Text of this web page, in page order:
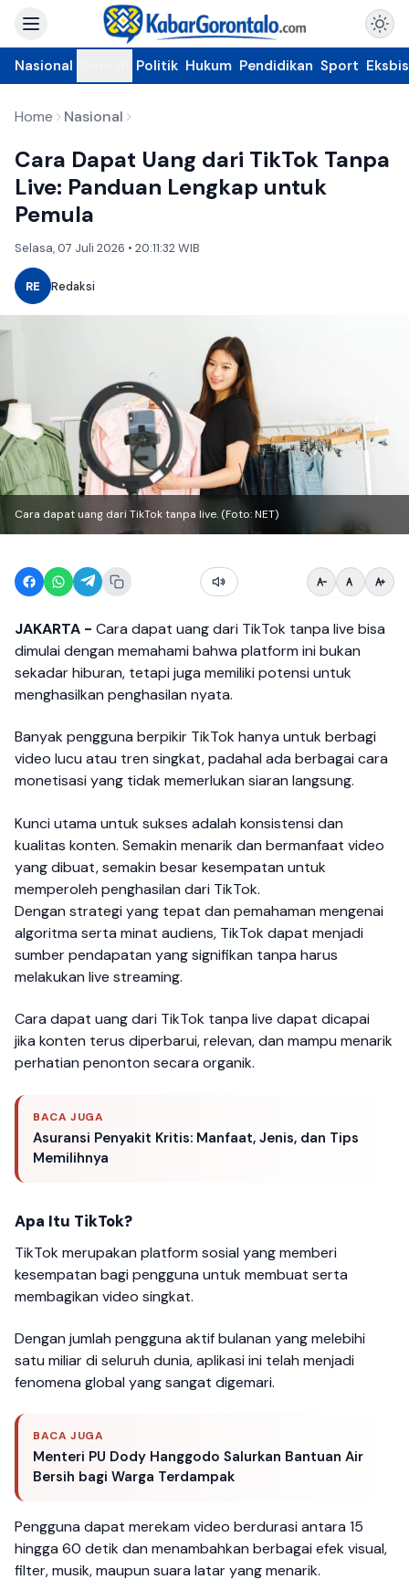
Nasional Politik Hukum Pendidikan Sport Eksbis
Home Nasional
Cara Dapat Uang dari TikTok Tanpa
Live: Panduan Lengkap untuk
Pemula
Selasa, 07 Juli 2026 • 20:11:32 WIB
RE Redaksi
Cara dapat uang dari TikTok tanpa live. (Foto: NET)
JAKARTA - Cara dapat uang dari TikTok tanpa live bisa
dimulai dengan memahami bahwa platform ini bukan
sekadar hiburan, tetapi juga memiliki potensi untuk
menghasilkan penghasilan nyata.
Banyak pengguna berpikir TikTok hanya untuk berbagi
video lucu atau tren singkat, padahal ada berbagai cara
monetisasi yang tidak memerlukan siaran langsung.
Kunci utama untuk sukses adalah konsistensi dan
kualitas konten. Semakin menarik dan bermanfaat video
yang dibuat, semakin besar kesempatan untuk
memperoleh penghasilan dari TikTok.
Dengan strategi yang tepat dan pemahaman mengenai
algoritma serta minat audiens, TikTok dapat menjadi
sumber pendapatan yang signifikan tanpa harus
melakukan live streaming.
Cara dapat uang dari TikTok tanpa live dapat dicapai
jika konten terus diperbarui, relevan, dan mampu menarik
perhatian penonton secara organik.
BACA JUGA
Asuransi Penyakit Kritis: Manfaat, Jenis, dan Tips
Memilihnya
Apa Itu TikTok?
TikTok merupakan platform sosial yang memberi
kesempatan bagi pengguna untuk membuat serta
membagikan video singkat.
Dengan jumlah pengguna aktif bulanan yang melebihi
satu miliar di seluruh dunia, aplikasi ini telah menjadi
fenomena global yang sangat digemari.
BACA JUGA
Menteri PU Dody Hanggodo Salurkan Bantuan Air
Bersih bagi Warga Terdampak
Pengguna dapat merekam video berdurasi antara 15
hingga 60 detik dan menambahkan berbagai efek visual,
filter, musik, maupun suara latar yang menarik.